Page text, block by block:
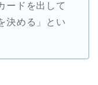
ードを出して
決める」とい